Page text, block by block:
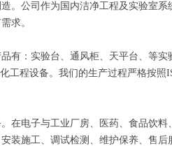
。公司作为国内洁净工程及实验室系
求。
有：实验台、通风柜、天平台、等实
程设备。我们的生产过程严格按照
在电子与工业厂房、医药、食品饮料
装施工、调试检测、维护保养、售后